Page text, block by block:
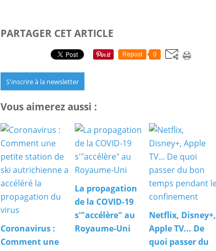
PARTAGER CET ARTICLE
Repost 0
S'inscrire à la newsletter
Vous aimerez aussi :
Coronavirus :
Comment une
La propagation
de la COVID-19
s'"accélère" au
Royaume-Uni
Netflix, Disney+,
Apple TV... De
quoi passer du